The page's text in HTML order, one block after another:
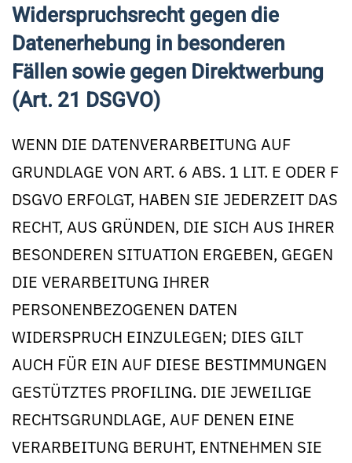
Widerspruchsrecht gegen die
Datenerhebung in besonderen
Fällen sowie gegen Direktwerbung
(Art. 21 DSGVO)
WENN DIE DATENVERARBEITUNG AUF
GRUNDLAGE VON ART. 6 ABS. 1 LIT. E ODER F
DSGVO ERFOLGT, HABEN SIE JEDERZEIT DAS
RECHT, AUS GRÜNDEN, DIE SICH AUS IHRER
BESONDEREN SITUATION ERGEBEN, GEGEN
DIE VERARBEITUNG IHRER
PERSONENBEZOGENEN DATEN
WIDERSPRUCH EINZULEGEN; DIES GILT
AUCH FÜR EIN AUF DIESE BESTIMMUNGEN
GESTÜTZTES PROFILING. DIE JEWEILIGE
RECHTSGRUNDLAGE, AUF DENEN EINE
VERARBEITUNG BERUHT, ENTNEHMEN SIE